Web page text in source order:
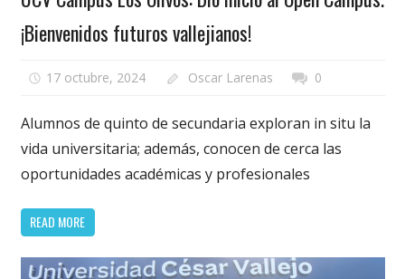
¡Bienvenidos futuros vallejianos!
17 octubre, 2024 Oscar Larenas 0
Alumnos de quinto de secundaria exploran in situ la
vida universitaria; además, conocen de cerca las
oportunidades académicas y profesionales
READ MORE